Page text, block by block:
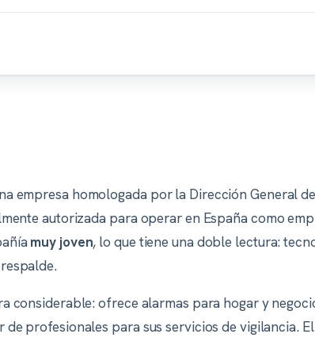
empresa homologada por la Dirección General
autorizada para operar en España como
muy joven, lo que tiene una doble lectura:
considerable: ofrece alarmas para hogar y
profesionales para sus servicios de vigilancia.